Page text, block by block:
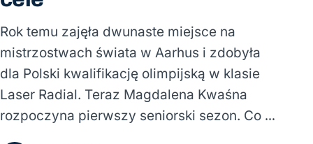
Rok temu zajęła dwunaste miejsce na
mistrzostwach świata w Aarhus i zdobyła
dla Polski kwalifikację olimpijską w klasie
Laser Radial. Teraz Magdalena Kwaśna
rozpoczyna pierwszy seniorski sezon. Co …